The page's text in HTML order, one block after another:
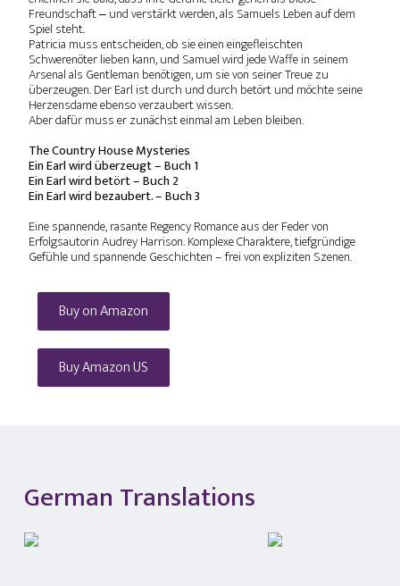
Freundschaft ‒ und verstärkt werden, als Samuels Leben auf dem
Spiel steht.
Patricia muss entscheiden, ob sie einen eingefleischten
Schwerenöter lieben kann, und Samuel wird jede Waffe in seinem
Arsenal als Gentleman benötigen, um sie von seiner Treue zu
überzeugen. Der Earl ist durch und durch betört und möchte seine
Herzensdame ebenso verzaubert wissen.
Aber dafür muss er zunächst einmal am Leben bleiben.
The Country House Mysteries
Ein Earl wird überzeugt – Buch 1
Ein Earl wird betört – Buch 2
Ein Earl wird bezaubert. – Buch 3
Eine spannende, rasante Regency Romance aus der Feder von
Erfolgsautorin Audrey Harrison. Komplexe Charaktere, tiefgründige
Gefühle und spannende Geschichten – frei von expliziten Szenen.
Buy on Amazon
Buy Amazon US
German Translations